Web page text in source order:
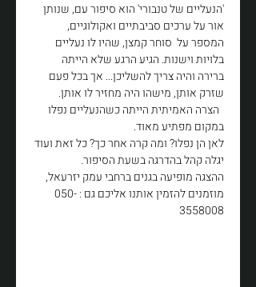
'הנעליים של טנבורי' הוא סיפור עם, שנותן
אור על ערכים סביבתיים ואקולוגיים,
המספר על  סוחר קמצן, שהיו לו נעליים
בלויות וישנות. הגיע הרגע שלא הייתה
ברירה והיה צריך להשליכן... אך בכל פעם
שזרק אותן, מישהו היה מחזיר לו אותן.
הצרה האמיתית הייתה כשהנעליים נפלו
במקום מפתיע מאוד.
לאן הן נפלו? ומה קרה אחר כך? כל זאת ועוד
יגלה קהל בהדרגה בשעת הסיפור.
​ההצגה מופיעה בגנים ברחבי עמק יזרעאל,
מוזמנים להזמין אותנו אליכם גם : 050-
3558008